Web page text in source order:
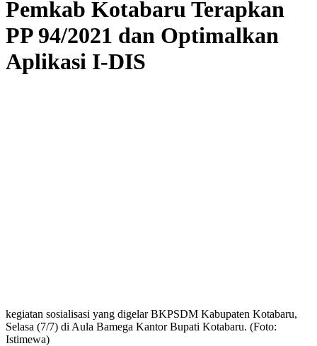
Pemkab Kotabaru Terapkan
PP 94/2021 dan Optimalkan
Aplikasi I-DIS ‎
kegiatan sosialisasi yang digelar BKPSDM Kabupaten Kotabaru,
Selasa (7/7) di Aula Bamega Kantor Bupati Kotabaru. (Foto:
Istimewa)